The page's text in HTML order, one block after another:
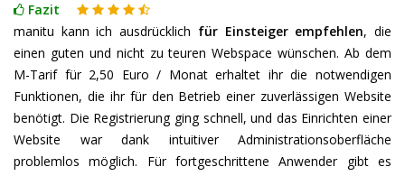
Fazit
manitu kann ich ausdrücklich für Einsteiger empfehlen, die
einen guten und nicht zu teuren Webspace wünschen. Ab dem
M-Tarif für 2,50 Euro / Monat erhaltet ihr die notwendigen
Funktionen, die ihr für den Betrieb einer zuverlässigen Website
benötigt. Die Registrierung ging schnell, und das Einrichten einer
Website war dank intuitiver Administrationsoberfläche
problemlos möglich. Für fortgeschrittene Anwender gibt es